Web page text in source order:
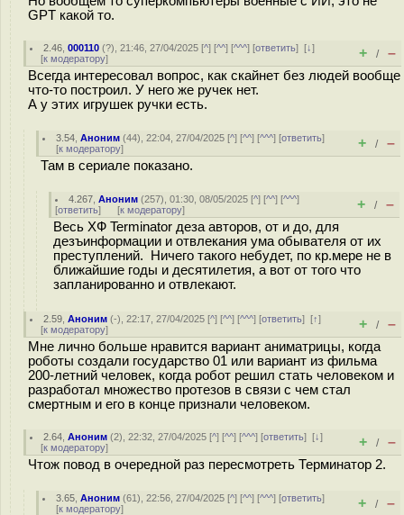
GPT какой то.
2.46 ,000110 (?), 21:46, 27/04/2025 [^] [^^] [^^^] [ответить][↓]
[к модератору] + / –
Всегда интересовал вопрос, как скайнет без людей вообще
что-то построил. У него же ручек нет.
А у этих игрушек ручки есть.
3.54 ,Аноним (44), 22:04, 27/04/2025 [^] [^^] [^^^] [ответить]
[к модератору] + / –
Там в сериале показано.
4.267 ,Аноним (257), 01:30, 08/05/2025 [^] [^^] [^^^]
[ответить] [к модератору] + / –
Весь ХФ Terminator деза авторов, от и до, для
дезъинформации и отвлекания ума обывателя от их
преступлений. Ничего такого небудет, по кр.мере не в
ближайшие годы и десятилетия, а вот от того что
запланированно и отвлекают.
2.59 ,Аноним (-), 22:17, 27/04/2025 [^] [^^] [^^^] [ответить][↑]
[к модератору] + / –
Мне лично больше нравится вариант аниматрицы, когда
роботы создали государство 01 или вариант из фильма
200-летний человек, когда робот решил стать человеком и
разработал множество протезов в связи с чем стал
смертным и его в конце признали человеком.
2.64 ,Аноним (2), 22:32, 27/04/2025 [^] [^^] [^^^] [ответить][↓]
[к модератору] + / –
Чтож повод в очередной раз пересмотреть Терминатор 2.
3.65 ,Аноним (61), 22:56, 27/04/2025 [^] [^^] [^^^] [ответить]
[к модератору] + / –